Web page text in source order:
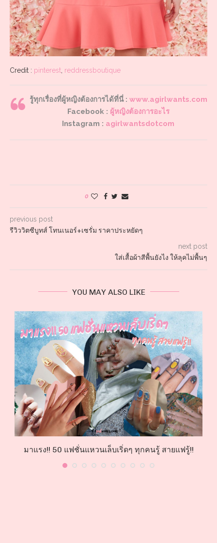
Credit : pinterest reddressboutique
รู้ทุกเรื่องที่ผู้หญิงต้องการได้ที่นี่ : www.agirlwants.com
Facebook : ผู้หญิงต้องการอะไร
Instagram : agirlwantsdotcom
0
previous post
รีวิววิตซีบูทส์ โทนเนอร์+เซรั่ม ราคาประหยัดๆ
next post
ใส่เสื้อผ้าสีพื้นยังไง ให้ลุคไม่พื้นๆ
YOU MAY ALSO LIKE
มาแรง!! 50 แฟชั่นแหวนเล็บเริ่ดๆ ทุกคนรู้ สายแฟรู้!!